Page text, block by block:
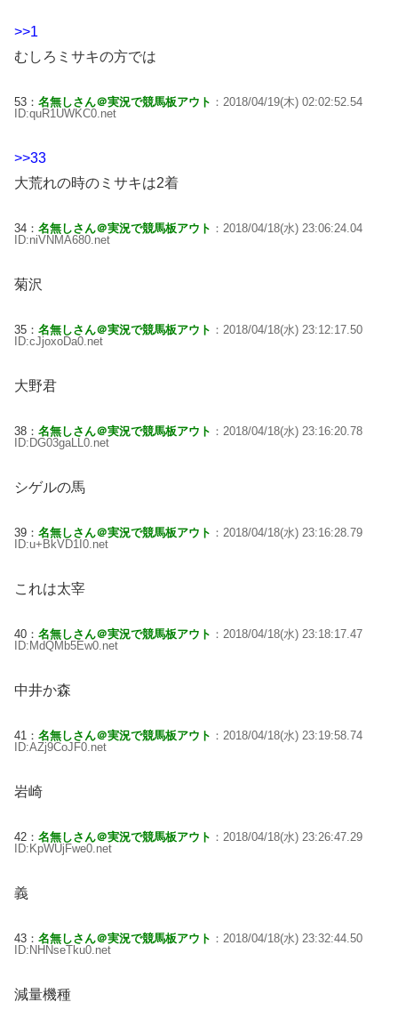
>>1
むしろミサキの方では
53： 名無しさん＠実況で競馬板アウト ：2018/04/19(木) 02:02:52.54
ID:quR1UWKC0.net
>>33
大荒れの時のミサキは2着
34： 名無しさん＠実況で競馬板アウト ：2018/04/18(水) 23:06:24.04
ID:niVNMA680.net
菊沢
35： 名無しさん＠実況で競馬板アウト ：2018/04/18(水) 23:12:17.50
ID:cJjoxoDa0.net
大野君
38： 名無しさん＠実況で競馬板アウト ：2018/04/18(水) 23:16:20.78
ID:DG03gaLL0.net
シゲルの馬
39： 名無しさん＠実況で競馬板アウト ：2018/04/18(水) 23:16:28.79
ID:u+BkVD1I0.net
これは太宰
40： 名無しさん＠実況で競馬板アウト ：2018/04/18(水) 23:18:17.47
ID:MdQMb5Ew0.net
中井か森
41： 名無しさん＠実況で競馬板アウト ：2018/04/18(水) 23:19:58.74
ID:AZj9CoJF0.net
岩崎
42： 名無しさん＠実況で競馬板アウト ：2018/04/18(水) 23:26:47.29
ID:KpWUjFwe0.net
義
43： 名無しさん＠実況で競馬板アウト ：2018/04/18(水) 23:32:44.50
ID:NHNseTku0.net
減量機種